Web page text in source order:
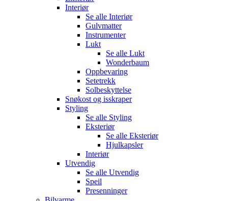
Interiør
Se alle Interiør
Gulvmatter
Instrumenter
Lukt
Se alle Lukt
Wonderbaum
Oppbevaring
Setetrekk
Solbeskyttelse
Snøkost og isskraper
Styling
Se alle Styling
Eksteriør
Se alle Eksteriør
Hjulkapsler
Interiør
Utvendig
Se alle Utvendig
Speil
Presenninger